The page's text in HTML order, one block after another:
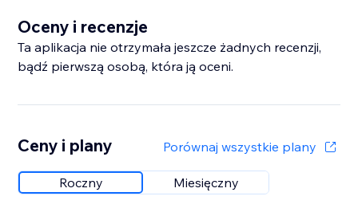
Oceny i recenzje
Ta aplikacja nie otrzymała jeszcze żadnych recenzji,
bądź pierwszą osobą, która ją oceni.
Ceny i plany Porównaj wszystkie plany
Roczny Miesięczny